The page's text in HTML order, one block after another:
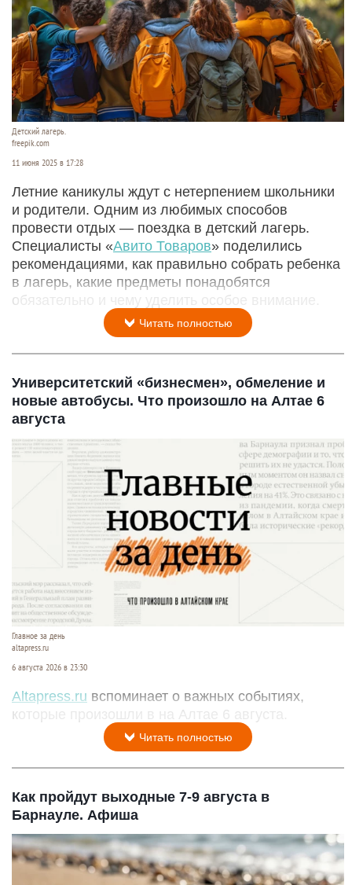
Детский лагерь.
freepik.com
11 июня 2025 в 17:28
Летние каникулы ждут с нетерпением школьники
и родители. Одним из любимых способов
провести отдых — поездка в детский лагерь.
Специалисты «Авито Товаров» поделились
рекомендациями, как правильно собрать ребенка
в лагерь, какие предметы понадобятся
обязательно и чему уделить особое внимание.
Читать полностью
Университетский «бизнесмен», обмеление и
новые автобусы. Что произошло на Алтае 6
августа
Главное за день
altapress.ru
6 августа 2026 в 23:30
Altapress.ru вспоминает о важных событиях,
которые произошли в на Алтае 6 августа.
Читать полностью
Как пройдут выходные 7-9 августа в
Барнауле. Афиша